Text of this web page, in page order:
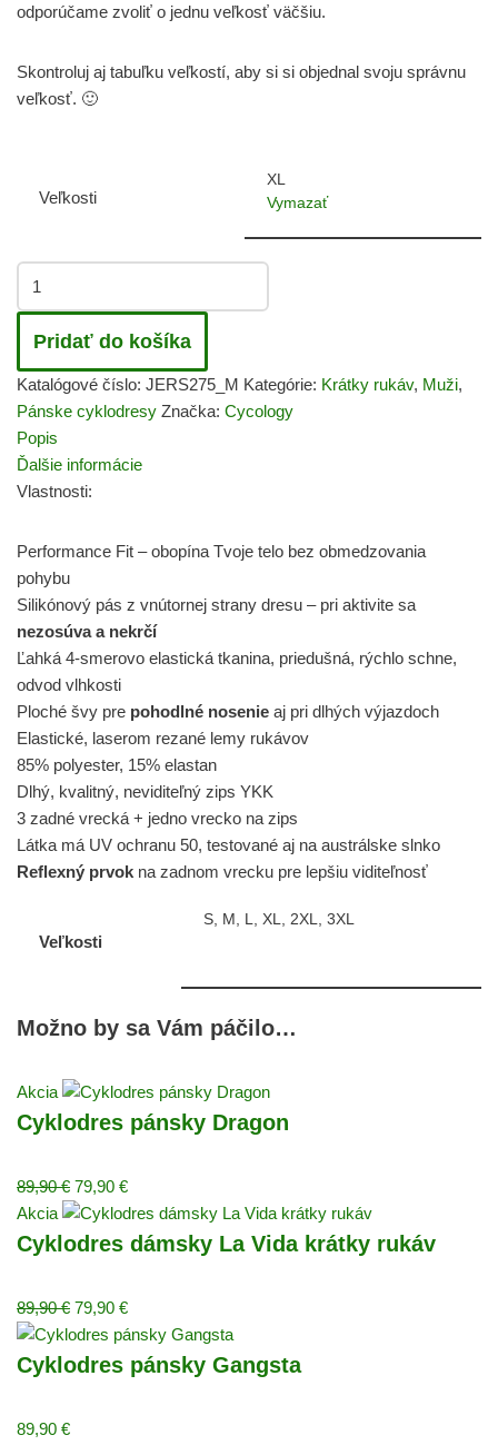
odporúčame zvoliť o jednu veľkosť väčšiu.
Skontroluj aj tabuľku veľkostí, aby si si objednal svoju správnu
veľkosť. 🙂
Veľkosti
XL
Vymazať
Pridať do košíka
Katalógové číslo: JERS275_M Kategórie: Krátky rukáv, Muži,
Pánske cyklodresy Značka: Cycology
Popis
Ďalšie informácie
Vlastnosti:
Performance Fit – obopína Tvoje telo bez obmedzovania
pohybu
Silikónový pás z vnútornej strany dresu – pri aktivite sa
nezosúva a nekrčí
Ľahká 4-smerovo elastická tkanina, priedušná, rýchlo schne,
odvod vlhkosti
Ploché švy pre pohodlné nosenie aj pri dlhých výjazdoch
Elastické, laserom rezané lemy rukávov
85% polyester, 15% elastan
Dlhý, kvalitný, neviditeľný zips YKK
3 zadné vrecká + jedno vrecko na zips
Látka má UV ochranu 50, testované aj na austrálske slnko
Reflexný prvok na zadnom vrecku pre lepšiu viditeľnosť
Veľkosti
S, M, L, XL, 2XL, 3XL
Možno by sa Vám páčilo…
Akcia
Cyklodres pánsky Dragon
89,90€ 79,90 €
Akcia
Cyklodres dámsky La Vida krátky rukáv
89,90€ 79,90 €
Cyklodres pánsky Gangsta
89,90 €